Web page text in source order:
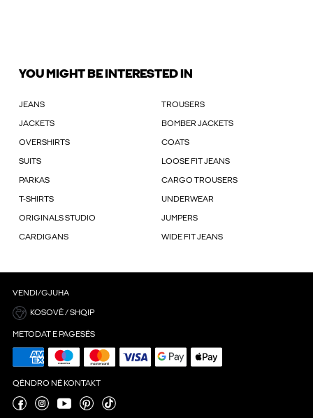
YOU MIGHT BE INTERESTED IN
JEANS TROUSERS
JACKETS BOMBER JACKETS
OVERSHIRTS COATS
SUITS LOOSE FIT JEANS
PARKAS CARGO TROUSERS
T-SHIRTS UNDERWEAR
ORIGINALS STUDIO JUMPERS
CARDIGANS WIDE FIT JEANS
VENDI/GJUHA
KOSOVË / SHQIP
METODAT E PAGESËS
QËNDRO NË KONTAKT